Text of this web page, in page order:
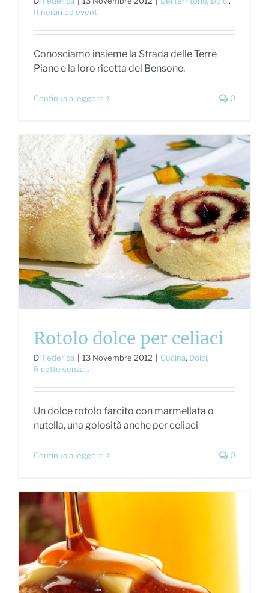
Itinerari ed eventi
Conosciamo insieme la Strada delle Terre
Piane e la loro ricetta del Bensone.
Continua a leggere 0
Rotolo dolce per celiaci
Di Federica 13 Novembre 2012 Cucina, Dolci,
Ricette senza...
Un dolce rotolo farcito con marmellata o
nutella, una golosità anche per celiaci
Continua a leggere 0